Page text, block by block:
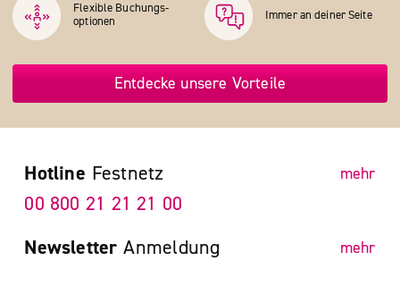
Flexible Buchungs­
optionen
Immer an deiner Seite
Entdecke unsere Vorteile
Hotline Festnetz mehr
00 800 21 21 21 00
Newsletter Anmeldung mehr